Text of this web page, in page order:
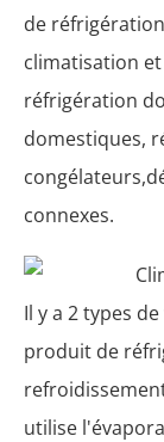
de
climatisation
réfrigération
domestiques,
connexes.
Il y a 2 types
produit de
utilise